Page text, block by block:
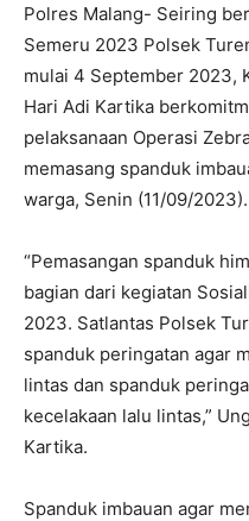
Polres Malang- Seiring
Semeru 2023 Polsek
mulai 4 September 2023,
Hari Adi Kartika
pelaksanaan Operasi
memasang spanduk
warga, Senin (11/09/2023).
“Pemasangan spanduk
bagian dari kegiatan
2023. Satlantas Polsek
spanduk peringatan agar
lintas dan spanduk
kecelakaan lalu lintas,”
Kartika.
Spanduk imbauan agar